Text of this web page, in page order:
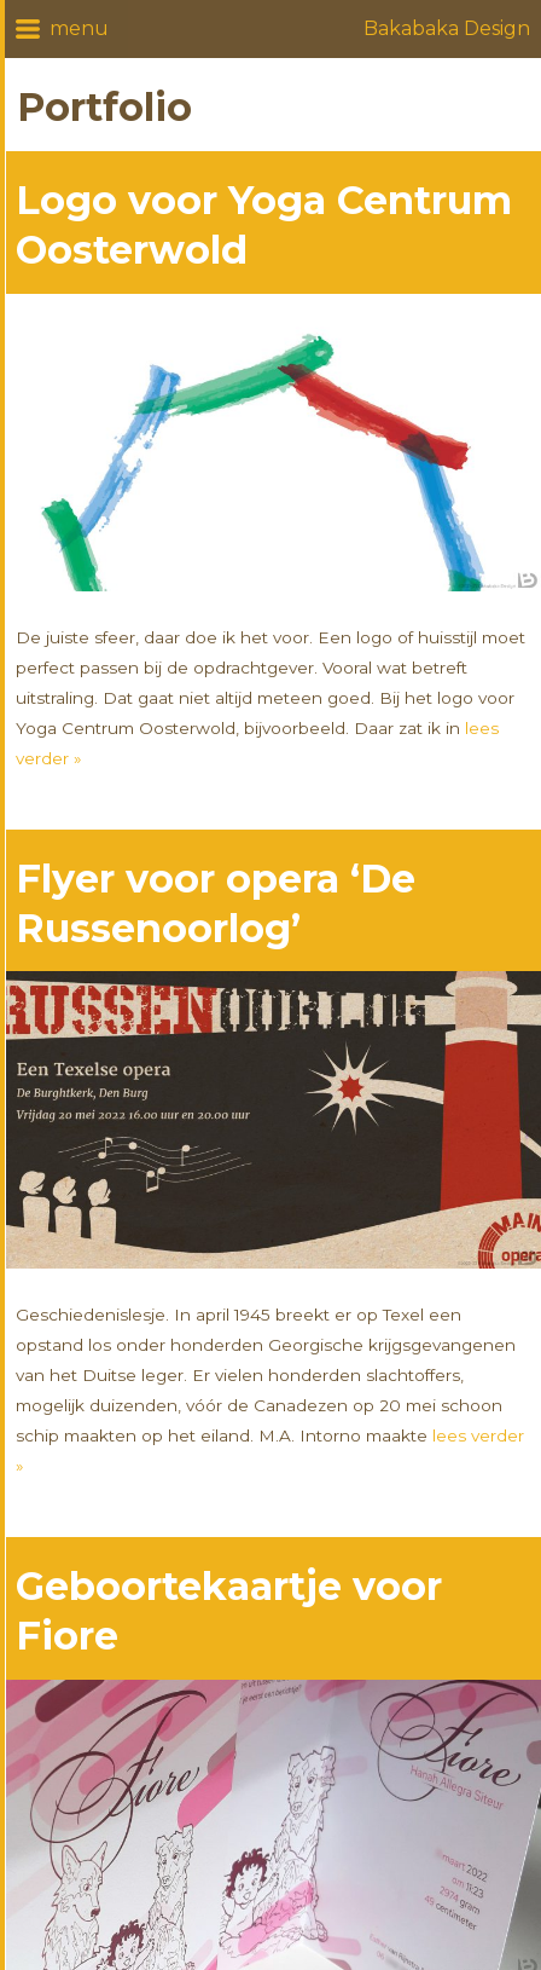
Bakabaka Design
Portfolio
Logo voor Yoga Centrum
Oosterwold
De juiste sfeer, daar doe ik het voor. Een logo of huisstijl moet
perfect passen bij de opdrachtgever. Vooral wat betreft
uitstraling. Dat gaat niet altijd meteen goed. Bij het logo voor
Yoga Centrum Oosterwold, bijvoorbeeld. Daar zat ik in lees
verder »
Flyer voor opera ‘De
Russenoorlog’
Geschiedenislesje. In april 1945 breekt er op Texel een
opstand los onder honderden Georgische krijgsgevangenen
van het Duitse leger. Er vielen honderden slachtoffers,
mogelijk duizenden, vóór de Canadezen op 20 mei schoon
schip maakten op het eiland. M.A. Intorno maakte lees verder
»
Geboortekaartje voor
Fiore